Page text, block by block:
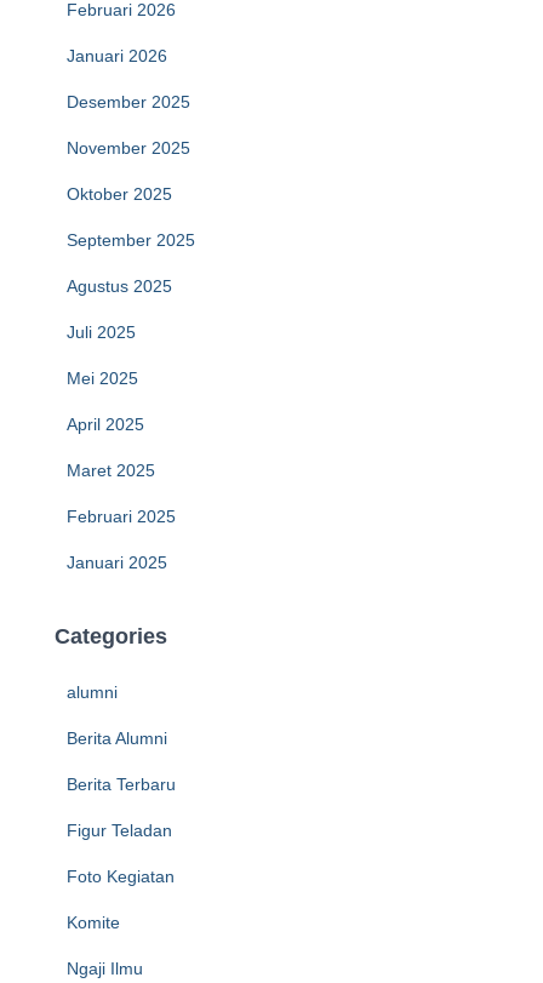
Februari 2026
Januari 2026
Desember 2025
November 2025
Oktober 2025
September 2025
Agustus 2025
Juli 2025
Mei 2025
April 2025
Maret 2025
Februari 2025
Januari 2025
Categories
alumni
Berita Alumni
Berita Terbaru
Figur Teladan
Foto Kegiatan
Komite
Ngaji Ilmu